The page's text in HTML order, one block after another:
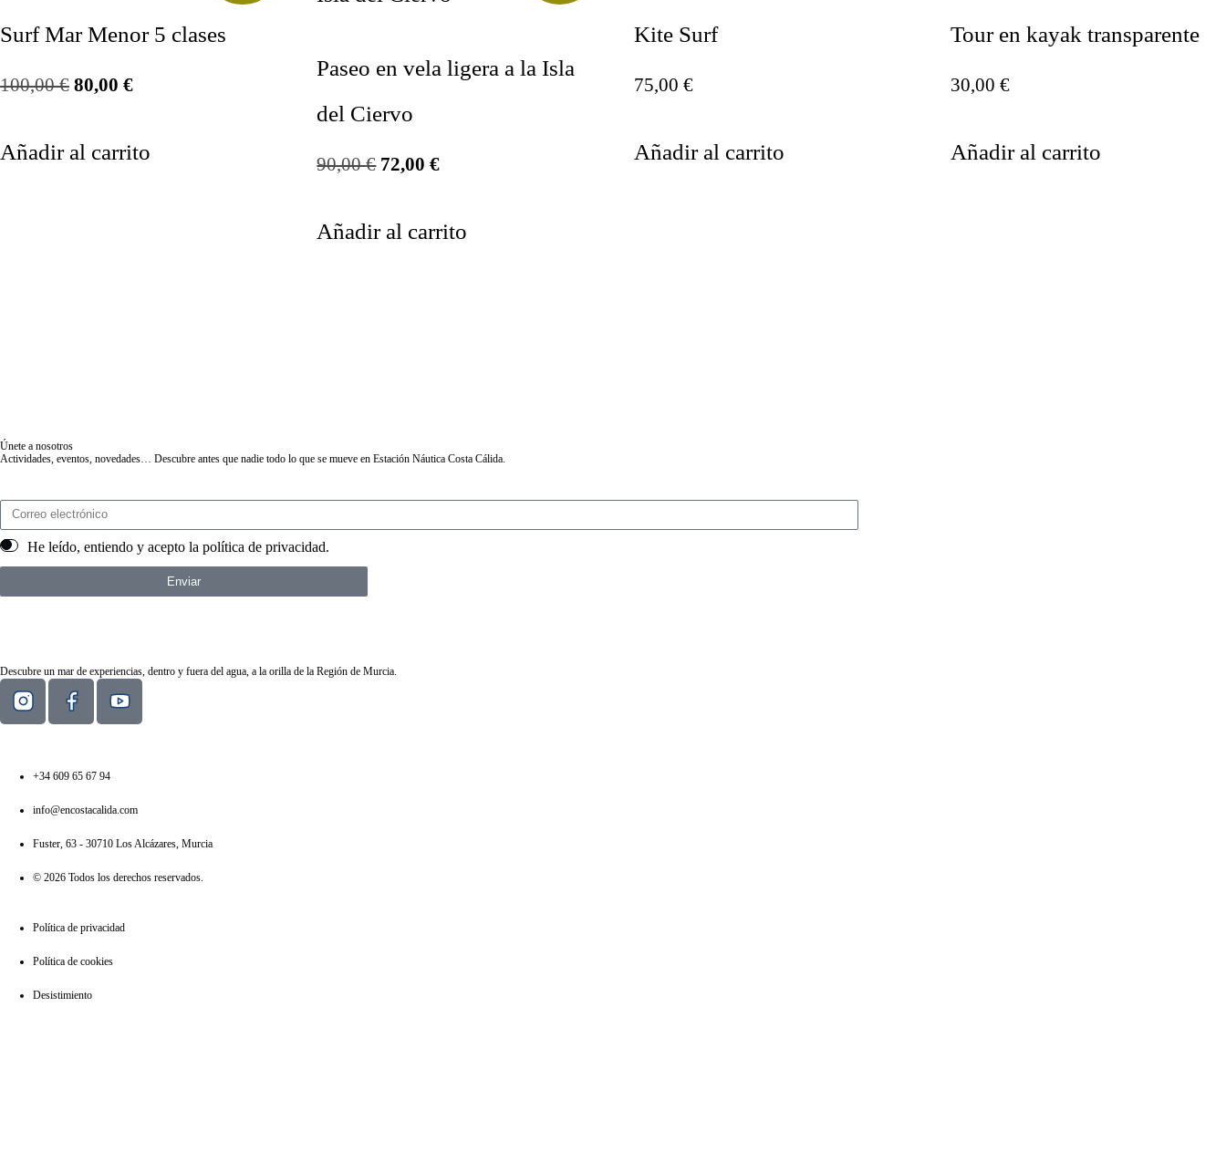
Surf Mar Menor 5 clases
100,00€ 80,00 €
Añadir al carrito
Paseo en vela ligera a la Isla
del Ciervo
90,00€ 72,00€
Añadir al carrito
Kite Surf
75,00 €
Añadir al carrito
Tour en kayak transparente
30,00€
Añadir al carrito
Únete a nosotros
Actividades, eventos, novedades… Descubre antes que nadie todo lo que se mueve en Estación Náutica Costa Cálida.
He leído, entiendo y acepto la política de privacidad.
Enviar
Descubre un mar de experiencias, dentro y fuera del agua, a la orilla de la Región de Murcia.
+34 609 65 67 94
info@encostacalida.com
Fuster, 63 - 30710 Los Alcázares, Murcia
© 2026 Todos los derechos reservados.
Política de privacidad
Política de cookies
Desistimiento